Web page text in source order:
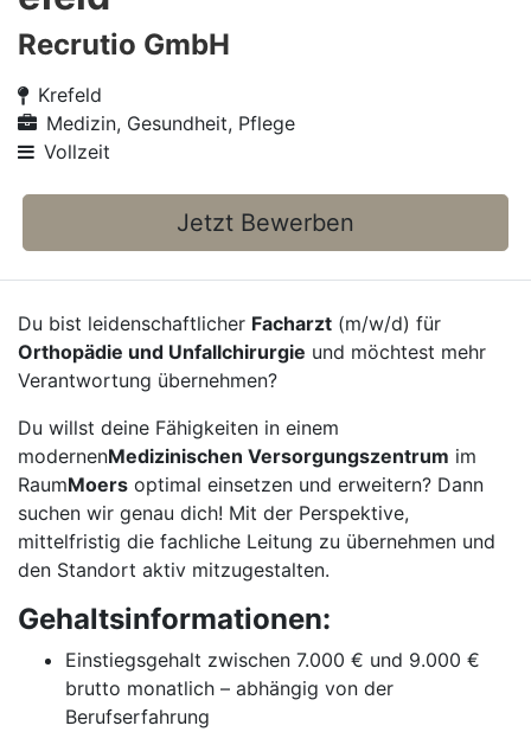
Recrutio GmbH
Krefeld
Medizin, Gesundheit, Pflege
Vollzeit
Jetzt Bewerben
Du bist leidenschaftlicher Facharzt (m/w/d) für
Orthopädie und Unfallchirurgie und möchtest mehr
Verantwortung übernehmen?
Du willst deine Fähigkeiten in einem
modernenMedizinischen Versorgungszentrum im
RaumMoers optimal einsetzen und erweitern? Dann
suchen wir genau dich! Mit der Perspektive,
mittelfristig die fachliche Leitung zu übernehmen und
den Standort aktiv mitzugestalten.
Gehaltsinformationen:
Einstiegsgehalt zwischen 7.000 € und 9.000 €
brutto monatlich – abhängig von der
Berufserfahrung